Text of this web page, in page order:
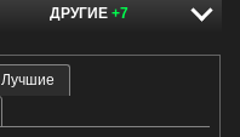
ДРУГИЕ +7
Лучшие